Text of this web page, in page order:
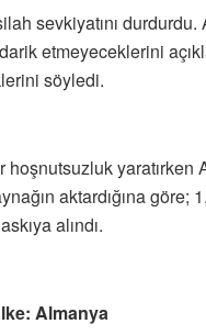
sevkiyatını durdurdu.
etmeyeceklerini
söyledi.
hoşnutsuzluk yaratırken
aktardığına
alındı.
Almanya